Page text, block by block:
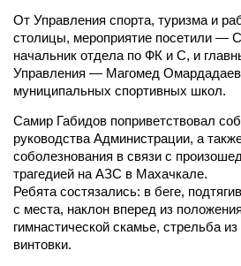
От Управления спорта, туризма и
столицы, мероприятие посетили —
начальник отдела по ФК и С, и
Управления — Магомед
муниципальных спортивных школ.
Самир Габидов поприветствовал
руководства Администрации, а
соболезнования в связи с
трагедией на АЗС в Махачкале.
Ребята состязались: в беге,
с места, наклон вперед из
гимнастической скамье, стрельба
винтовки.